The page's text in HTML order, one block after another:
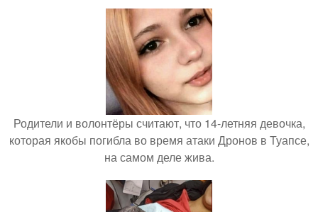
Родители и волонтёры считают, что 14-летняя девочка,
которая якобы погибла во время атаки Дронов в Туапсе,
на самом деле жива.